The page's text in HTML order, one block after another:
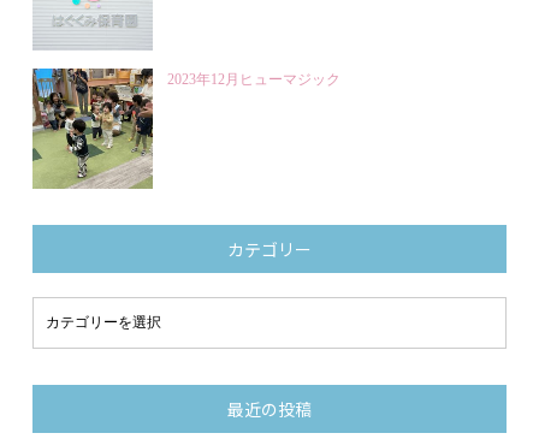
2023年12月ヒューマジック
カテゴリー
最近の投稿